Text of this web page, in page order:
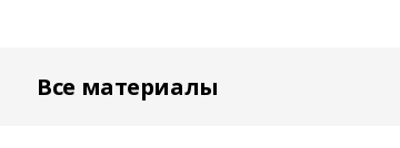
Все материалы